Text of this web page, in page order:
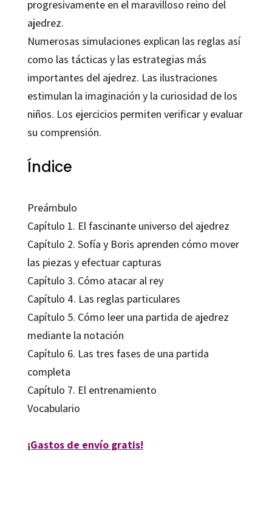
progresivamente en el maravilloso reino del
ajedrez.
Numerosas simulaciones explican las reglas así
como las tácticas y las estrategias más
importantes del ajedrez. Las ilustraciones
estimulan la imaginación y la curiosidad de los
niños. Los ejercicios permiten verificar y evaluar
su comprensión.
Índice
Preámbulo
Capítulo 1. El fascinante universo del ajedrez
Capítulo 2. Sofía y Boris aprenden cómo mover
las piezas y efectuar capturas
Capítulo 3. Cómo atacar al rey
Capítulo 4. Las reglas particulares
Capítulo 5. Cómo leer una partida de ajedrez
mediante la notación
Capítulo 6. Las tres fases de una partida
completa
Capítulo 7. El entrenamiento
Vocabulario
¡Gastos de envío gratis!